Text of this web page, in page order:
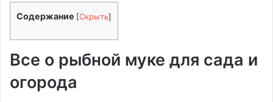
Содержание [Скрыть]
Все о рыбной муке для сада и
огорода